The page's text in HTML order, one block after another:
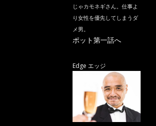
じゃカモネギさん。仕事よ
り女性を優先してしまうダ
メ男。
ポット第一話へ
Edge エッジ